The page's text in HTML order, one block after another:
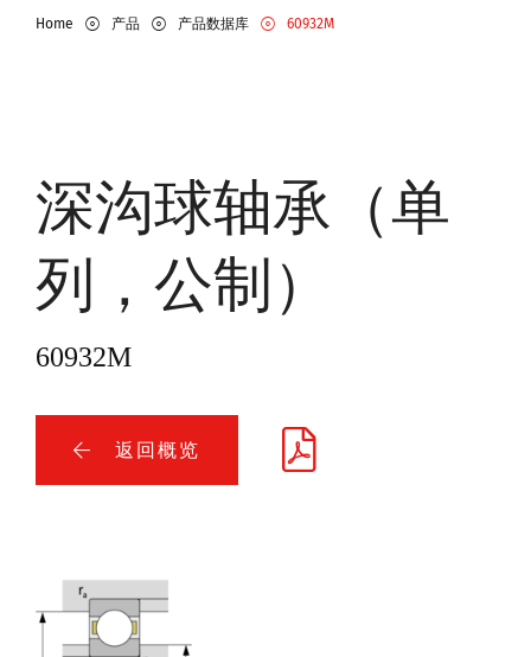
Home 产品 产品数据库 60932M
深沟球轴承（单
列，公制）
60932M
返回概览